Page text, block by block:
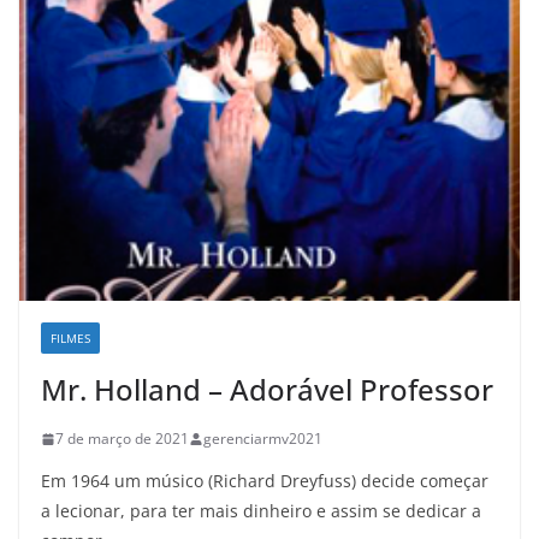
FILMES
Mr. Holland – Adorável Professor
7 de março de 2021 gerenciarmv2021
Em 1964 um músico (Richard Dreyfuss) decide começar
a lecionar, para ter mais dinheiro e assim se dedicar a